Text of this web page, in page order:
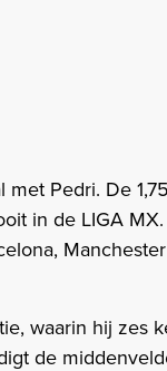
Pedri. De
in de LIGA
waarin hij zes
de